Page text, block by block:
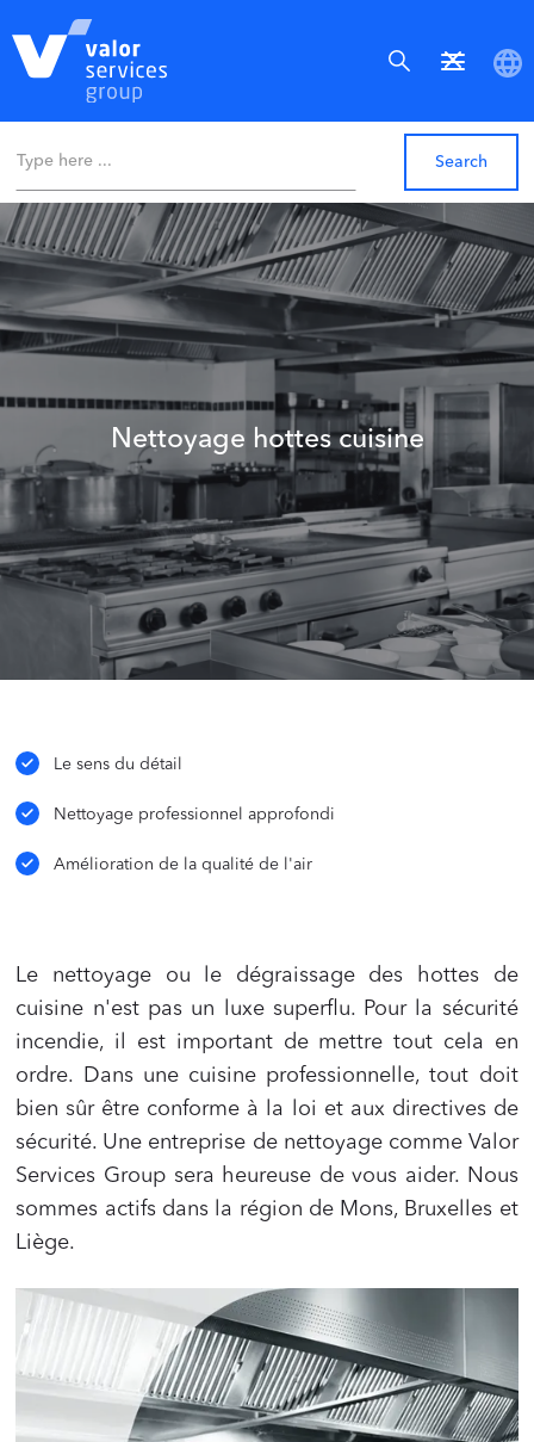
Nettoyage hottes cuisine
Le sens du détail
Nettoyage professionnel approfondi
Amélioration de la qualité de l'air
Le nettoyage ou le dégraissage des hottes de
cuisine n'est pas un luxe superflu. Pour la sécurité
incendie, il est important de mettre tout cela en
ordre. Dans une cuisine professionnelle, tout doit
bien sûr être conforme à la loi et aux directives de
sécurité. Une entreprise de nettoyage comme Valor
Services Group sera heureuse de vous aider. Nous
sommes actifs dans la région de Mons, Bruxelles et
Liège.